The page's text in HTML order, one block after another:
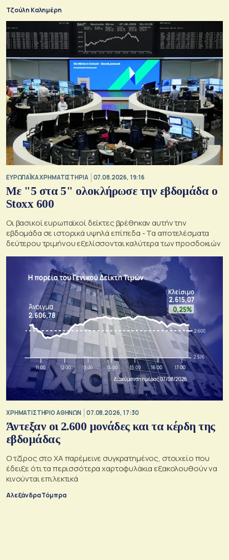
Τζούλη Καλημέρη
ΕΥΡΩΠΑΪΚΑ ΧΡΗΜΑΤΙΣΤΗΡΙΑ 07.08.2026, 19:16
Με "5 στα 5" ολοκλήρωσε την εβδομάδα ο
Stoxx 600
Οι βασικοί ευρωπαϊκοί δείκτες βρέθηκαν αυτήν την
εβδομάδα σε ιστορικά υψηλά επίπεδα - Τα αποτελέσματα
δεύτερου τριμήνου εξελίσσονται καλύτερα των προσδοκιών
XΡΗΜΑΤΙΣΤΗΡΙΟ ΑΘΗΝΩΝ 07.08.2026, 17:30
Άντεξαν οι 2.600 μονάδες και τα κέρδη της
εβδομάδας
Ο τζίρος στο ΧΑ παρέμεινε συγκρατημένος, στοιχείο που
έδειξε ότι τα περισσότερα χαρτοφυλάκια εξακολουθούν να
κινούνται επιλεκτικά
Αλεξάνδρα Τόμπρα